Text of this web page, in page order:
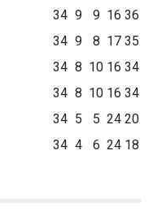
34 9 9 16 36
34 9 8 17 35
34 8 10 16 34
34 8 10 16 34
34 5 5 24 20
34 4 6 24 18